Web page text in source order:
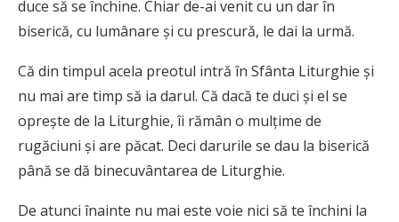
duce să se închine. Chiar de-ai venit cu un dar în
biserică, cu lumânare şi cu prescură, le dai la urmă.
Că din timpul acela preotul intră în Sfânta Liturghie şi
nu mai are timp să ia darul. Că dacă te duci şi el se
opreşte de la Liturghie, îi rămân o mulţime de
rugăciuni şi are păcat. Deci darurile se dau la biserică
până se dă binecuvântarea de Liturghie.
De atunci înainte nu mai este voie nici să te închini la